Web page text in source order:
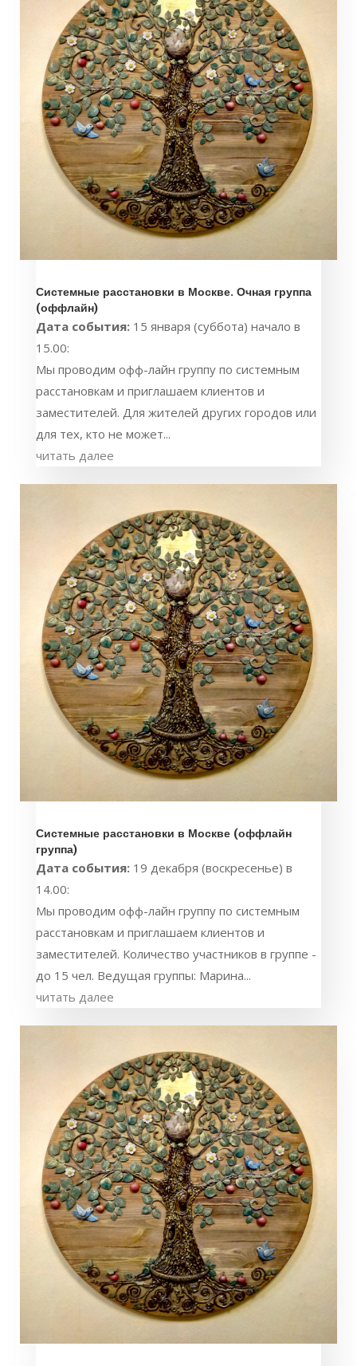
Системные расстановки в Москве. Очная группа
(оффлайн)
Дата события: 15 января (суббота) начало в
15.00:
Мы проводим офф-лайн группу по системным
расстановкам и приглашаем клиентов и
заместителей. Для жителей других городов или
для тех, кто не может...
читать далее
Системные расстановки в Москве (оффлайн
группа)
Дата события: 19 декабря (воскресенье) в
14.00:
Мы проводим офф-лайн группу по системным
расстановкам и приглашаем клиентов и
заместителей. Количество участников в группе -
до 15 чел. Ведущая группы: Марина...
читать далее